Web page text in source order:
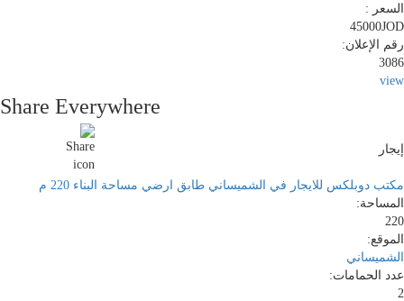
السعر :
45000JOD
رقم الإعلان:
3086
view
Share Everywhere
إيجار
مكتب دوبلكس للايجار في الشميساني طابق ارضي مساحة البناء 220 م
المساحة:
220
الموقع:
الشميساني
عدد الحمامات:
2